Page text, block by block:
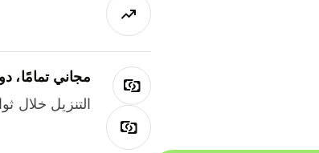
مجاني تمامًا،
التنزيل خلال